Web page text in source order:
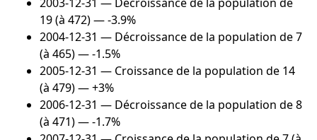
19 (à 472) — -3.9%
2004-12-31 — Décroissance de la population de 7
(à 465) — -1.5%
2005-12-31 — Croissance de la population de 14
(à 479) — +3%
2006-12-31 — Décroissance de la population de 8
(à 471) — -1.7%